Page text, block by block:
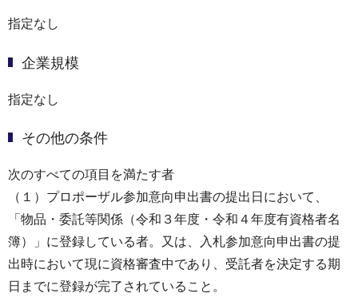
指定なし
企業規模
指定なし
その他の条件
次のすべての項目を満たす者
（１）プロポーザル参加意向申出書の提出日において、
「物品・委託等関係（令和３年度・令和４年度有資格者名
簿）」に登録している者。又は、入札参加意向申出書の提
出時において現に資格審査中であり、受託者を決定する期
日までに登録が完了されていること。